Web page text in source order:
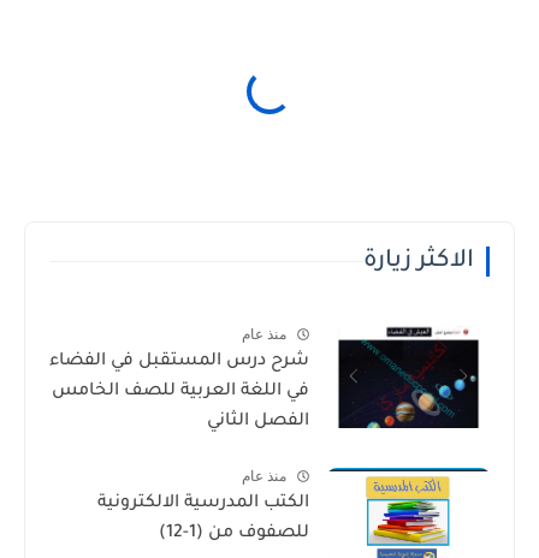
الاكثر زيارة
منذ عام
شرح درس المستقبل في الفضاء
في اللغة العربية للصف الخامس
الفصل الثاني
منذ عام
الكتب المدرسية الالكترونية
للصفوف من (1-12)